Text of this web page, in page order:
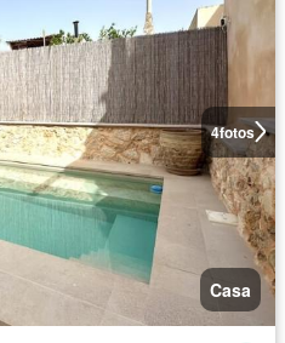
4fotos
Casa